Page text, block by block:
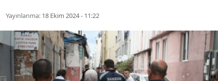
Yayınlanma: 18 Ekim 2024 - 11:22